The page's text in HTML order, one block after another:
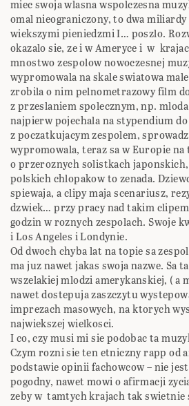
miec swoja wlasna wspolczesna
omal nieograniczony, to dwa
wiekszymi pieniedzmi I… poszlo.
okazalo sie, ze i w Ameryce i w
mnostwo zespolow nowoczesnej
wypromowala na skale swiatowa
zrobila o nim pelnometrazowy film
z przeslaniem spolecznym, np.
najpierw pojechala na stypendium
z poczatkujacym zespolem,
wypromowala, teraz sa w Europie
o przeroznych solistkach
polskich chlopakow to zenada.
spiewaja, a clipy maja scenariusz,
dzwiek… przy pracy nad takim
godzin w roznych zespolach. Swoje
i Los Angeles i Londynie.
Od dwoch chyba lat na topie sa
ma juz nawet jakas swoja nazwe. Sa
wszelakiej mlodzi amerykanskiej, ( a
nawet dostepuja zaszczytu
imprezach masowych, na ktorych
najwiekszej wielkosci.
I co, czy musi mi sie podobac ta
Czym rozni sie ten etniczny rapp od
podstawie opinii fachowcow – nie
pogodny, nawet mowi o afirmacji
zeby w tamtych krajach tak swietnie